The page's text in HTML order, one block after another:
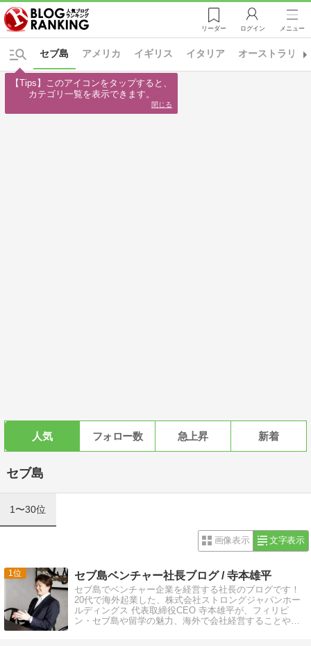
リーダー ログイン メニュー
アメリカ イギリス イタリア オーストラリア
セブ島
人気 フォロー数 急上昇 新着
セブ島
1〜30位
画像表示 文字表示
1 セブ島ベンチャー社長ブログ / 寺本雄平
セブ島でベンチャー企業を経営する社長のブログです！
20代で海外起業した、株式会社ストロングジャパンホー
ルディングス 代表取締役CEO 寺本雄平が、フィリピ
ン・セブ島や留学の魅力、海外で会社経営することや海
【Tips】このアイコンをタップすると、
カテゴリ一覧を表示できます。
閉じる